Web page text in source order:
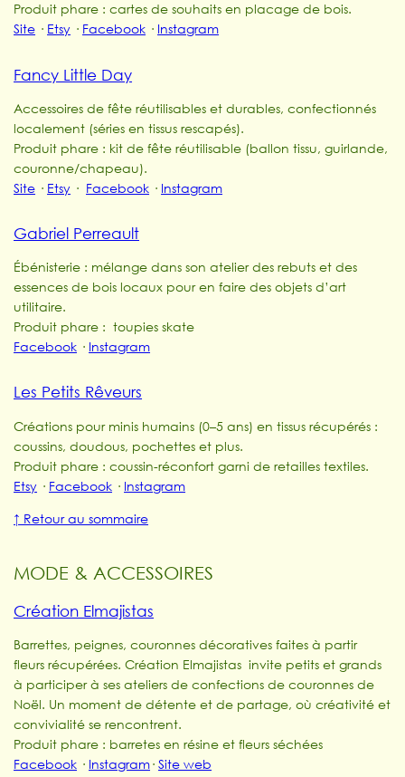
Produit phare : cartes de souhaits en placage de bois.
Site · Etsy · Facebook · Instagram
Fancy Little Day
Accessoires de fête réutilisables et durables, confectionnés
localement (séries en tissus rescapés).
Produit phare : kit de fête réutilisable (ballon tissu, guirlande,
couronne/chapeau).
Site · Etsy · Facebook · Instagram
Gabriel Perreault
Ébénisterie : mélange dans son atelier des rebuts et des
essences de bois locaux pour en faire des objets d’art
utilitaire.
Produit phare : toupies skate
Facebook · Instagram
Les Petits Rêveurs
Créations pour minis humains (0–5 ans) en tissus récupérés :
coussins, doudous, pochettes et plus.
Produit phare : coussin-réconfort garni de retailles textiles.
Etsy · Facebook · Instagram
↑ Retour au sommaire
MODE & ACCESSOIRES
Création Elmajistas
Barrettes, peignes, couronnes décoratives faites à partir
fleurs récupérées. Création Elmajistas invite petits et grands
à participer à ses ateliers de confections de couronnes de
Noël. Un moment de détente et de partage, où créativité et
convivialité se rencontrent.
Produit phare : barretes en résine et fleurs séchées
Facebook · Instagram·Site web